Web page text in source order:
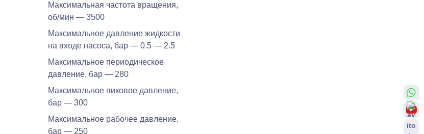
Максимальная частота вращения,
об/мин — 3500
Максимальное давление жидкости
на входе насоса, бар — 0.5 — 2.5
Максимальное периодическое
давление, бар — 280
Максимальное пиковое давление,
бар — 300
Максимальное рабочее давление,
бар — 250